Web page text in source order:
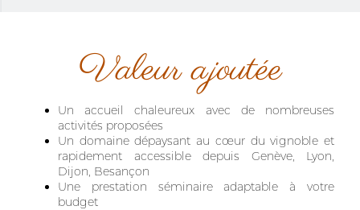
Valeur ajoutée
Un accueil chaleureux avec de nombreuses
activités proposées
Un domaine dépaysant au cœur du vignoble et
rapidement accessible depuis Genève, Lyon,
Dijon, Besançon
Une prestation séminaire adaptable à votre
budget